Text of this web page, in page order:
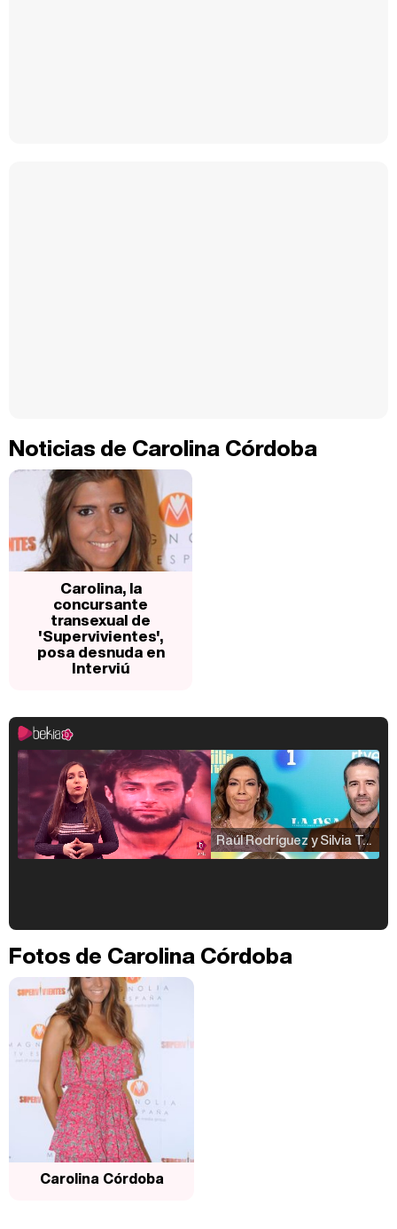
Noticias de Carolina Córdoba
Carolina, la
concursante
transexual de
'Supervivientes',
posa desnuda en
Interviú
Raúl Rodríguez y Silvia Taulés nos cuentan su papel en 'La familia de la tele'
Fotos de Carolina Córdoba
Carolina Córdoba